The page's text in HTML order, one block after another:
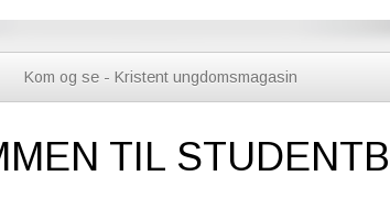
Kom og se - Kristent ungdomsmagasin
TIL